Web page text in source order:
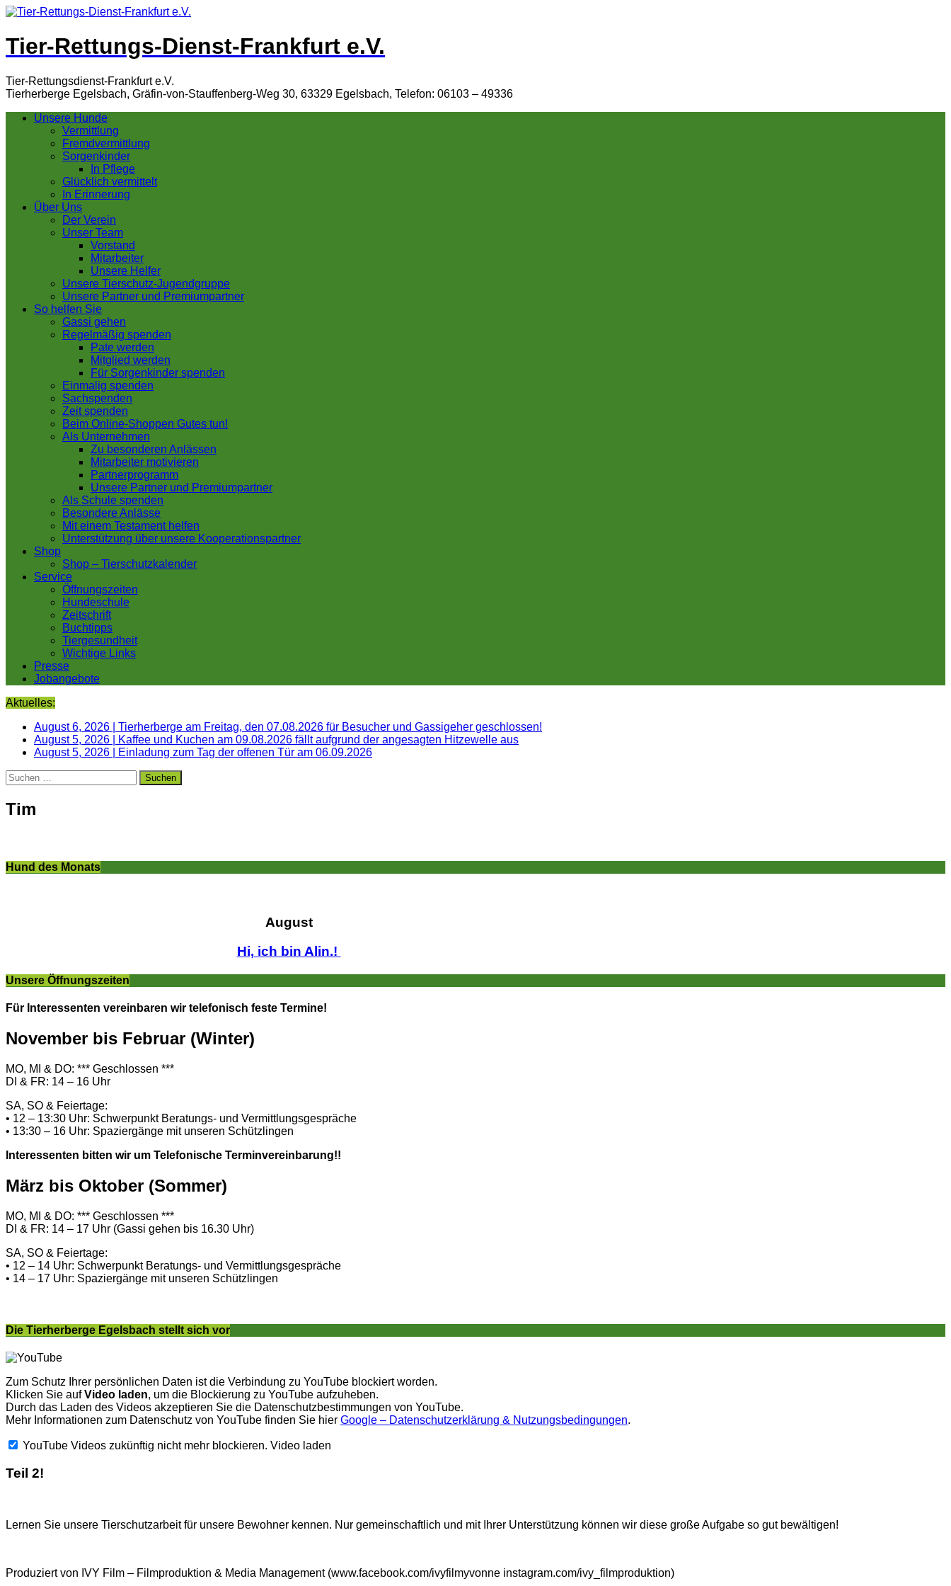
Tier-Rettungs-Dienst-Frankfurt e.V.
Tier-Rettungsdienst-Frankfurt e.V.
Tierherberge Egelsbach, Gräfin-von-Stauffenberg-Weg 30, 63329 Egelsbach, Telefon: 06103 – 49336
Unsere Hunde
Vermittlung
Fremdvermittlung
Sorgenkinder
In Pflege
Glücklich vermittelt
In Erinnerung
Über Uns
Der Verein
Unser Team
Vorstand
Mitarbeiter
Unsere Helfer
Unsere Tierschutz-Jugendgruppe
Unsere Partner und Premiumpartner
So helfen Sie
Gassi gehen
Regelmäßig spenden
Pate werden
Mitglied werden
Für Sorgenkinder spenden
Einmalig spenden
Sachspenden
Zeit spenden
Beim Online-Shoppen Gutes tun!
Als Unternehmen
Zu besonderen Anlässen
Mitarbeiter motivieren
Partnerprogramm
Unsere Partner und Premiumpartner
Als Schule spenden
Besondere Anlässe
Mit einem Testament helfen
Unterstützung über unsere Kooperationspartner
Shop
Shop – Tierschutzkalender
Service
Öffnungszeiten
Hundeschule
Zeitschrift
Buchtipps
Tiergesundheit
Wichtige Links
Presse
Jobangebote
Aktuelles:
August 6, 2026
Tierherberge am Freitag, den 07.08.2026 für Besucher und Gassigeher geschlossen!
August 5, 2026
Kaffee und Kuchen am 09.08.2026 fällt aufgrund der angesagten Hitzewelle aus
August 5, 2026
Einladung zum Tag der offenen Tür am 06.09.2026
Suchen
nach:
Tim
Hund des Monats
August
Hi, ich bin Alin.!
Unsere Öffnungszeiten
Für Interessenten vereinbaren wir telefonisch feste Termine!
November bis Februar (Winter)
MO, MI & DO: *** Geschlossen ***
DI & FR: 14 – 16 Uhr
SA, SO & Feiertage:
• 12 – 13:30 Uhr: Schwerpunkt Beratungs- und Vermittlungsgespräche
• 13:30 – 16 Uhr: Spaziergänge mit unseren Schützlingen
Interessenten bitten wir um Telefonische Terminvereinbarung!!
März bis Oktober (Sommer)
MO, MI & DO: *** Geschlossen ***
DI & FR: 14 – 17 Uhr (Gassi gehen bis 16.30 Uhr)
SA, SO & Feiertage:
• 12 – 14 Uhr: Schwerpunkt Beratungs- und Vermittlungsgespräche
• 14 – 17 Uhr: Spaziergänge mit unseren Schützlingen
Die Tierherberge Egelsbach stellt sich vor
Zum Schutz Ihrer persönlichen Daten ist die Verbindung zu YouTube blockiert worden.
Klicken Sie aufVideo laden, um die Blockierung zu YouTube aufzuheben.
Durch das Laden des Videos akzeptieren Sie die Datenschutzbestimmungen von YouTube.
Mehr Informationen zum Datenschutz von YouTube finden Sie hier Google – Datenschutzerklärung & Nutzungsbedingungen.
YouTube Videos zukünftig nicht mehr blockieren. Video laden
Teil 2!
Lernen Sie unsere Tierschutzarbeit für unsere Bewohner kennen. Nur gemeinschaftlich und mit Ihrer Unterstützung können wir diese große Aufgabe so gut bewältigen!
Produziert von IVY Film – Filmproduktion & Media Management (www.facebook.com/ivyfilmyvonne instagram.com/ivy_filmproduktion)